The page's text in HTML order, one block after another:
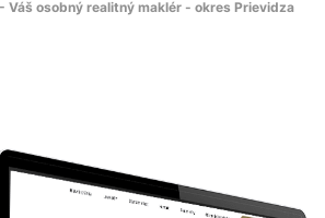
Váš osobný realitný maklér - okres Prievidza